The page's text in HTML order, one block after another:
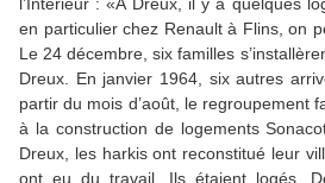
en particulier chez Renault à Flins, on
Le 24 décembre, six familles
Dreux. En janvier 1964, six autres
partir du mois d’août, le regroupement
à la construction de logements
Dreux, les harkis ont reconstitué leur
ont eu du travail. Ils étaient logés.